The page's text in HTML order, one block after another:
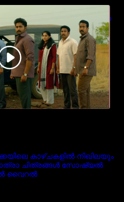
പ്രേക്ഷക ശ്രദ്ധ
കാണാം..
കാഴ്ചകളിൽ നിഖിലയും
ചിത്രങ്ങൾ സോഷ്യൽ
വൈറൽ